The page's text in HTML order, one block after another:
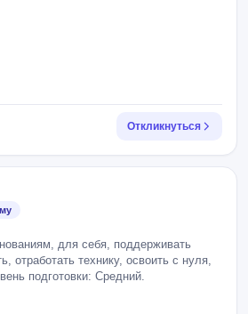
Откликнуться
для себя, поддерживать
отработать технику, освоить с нуля,
подготовки: Средний.